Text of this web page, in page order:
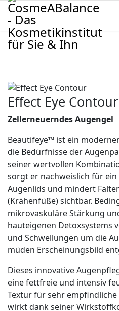
Effect Eye Contour
Zellerneuerndes Augengel
Beautifeye™ ist ein
die Bedürfnisse der
seiner wertvollen
sorgt er nachweislich für
Augenlids und mindert
(Krähenfüße) sichtbar.
mikrovaskuläre Stärkung
hauteigenen Detoxsystems
und Schwellungen um die
müden Erscheinungsbild
Dieses innovative
eine fettfreie und intensiv
Textur für sehr empfindliche
wirkt dank seiner